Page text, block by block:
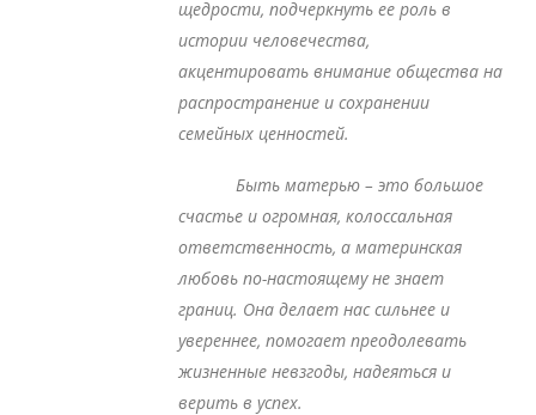
щедрости, подчеркнуть ее роль в
истории человечества,
акцентировать внимание общества на
распространение и сохранении
семейных ценностей.
Быть матерью – это большое
счастье и огромная, колоссальная
ответственность, а материнская
любовь по-настоящему не знает
границ. Она делает нас сильнее и
увереннее, помогает преодолевать
жизненные невзгоды, надеяться и
верить в успех.